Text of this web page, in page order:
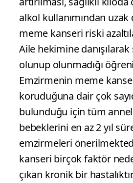
alkol kullanımından
meme kanseri riski
Aile hekimine danışılarak
olunup olunmadığı
Emzirmenin meme
koruduğuna dair çok
bulunduğu için tüm
bebeklerini en az 2 yıl
emzirmeleri
kanseri birçok faktör
çıkan kronik bir